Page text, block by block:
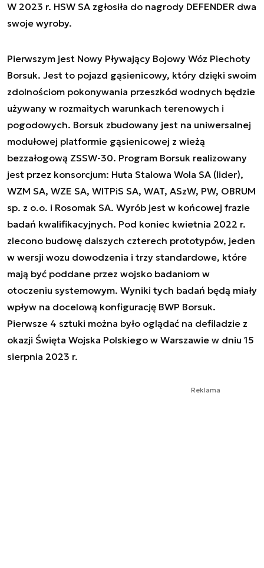
W 2023 r. HSW SA zgłosiła do nagrody DEFENDER dwa
swoje wyroby.
Pierwszym jest Nowy Pływający Bojowy Wóz Piechoty
Borsuk. Jest to pojazd gąsienicowy, który dzięki swoim
zdolnościom pokonywania przeszkód wodnych będzie
używany w rozmaitych warunkach terenowych i
pogodowych. Borsuk zbudowany jest na uniwersalnej
modułowej platformie gąsienicowej z wieżą
bezzałogową ZSSW-30. Program Borsuk realizowany
jest przez konsorcjum: Huta Stalowa Wola SA (lider),
WZM SA, WZE SA, WITPiS SA, WAT, ASzW, PW, OBRUM
sp. z o.o. i Rosomak SA. Wyrób jest w końcowej frazie
badań kwalifikacyjnych. Pod koniec kwietnia 2022 r.
zlecono budowę dalszych czterech prototypów, jeden
w wersji wozu dowodzenia i trzy standardowe, które
mają być poddane przez wojsko badaniom w
otoczeniu systemowym. Wyniki tych badań będą miały
wpływ na docelową konfigurację BWP Borsuk.
Pierwsze 4 sztuki można było oglądać na defiladzie z
okazji Święta Wojska Polskiego w Warszawie w dniu 15
sierpnia 2023 r.
Reklama